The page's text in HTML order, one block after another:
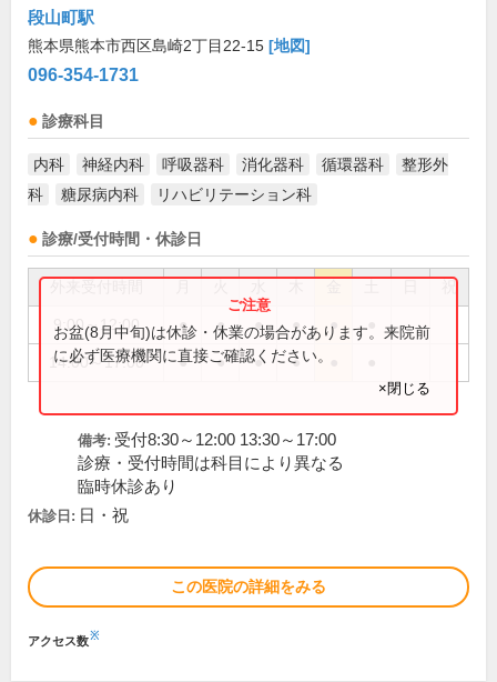
段山町駅
熊本県熊本市西区島崎2丁目22-15 [地図]
096-354-1731
診療科目
内科 神経内科 呼吸器科 消化器科 循環器科
整形外
科
糖尿病内科 リハビリテーション科
診療/受付時間・休診日
祝
9:00～12:00 ● ● ● ● ●
14:00～17:00 ● ● ● ●
お盆(8月中旬)は休診・休業の場合があります。来院前
に必ず医療機関に直接ご確認ください。
×閉じる
備考: 受付8:30～12:00 13:30～17:00
診療・受付時間は科目により異なる
臨時休診あり
休診日: 日・祝
この医院の詳細をみる
アクセス数※